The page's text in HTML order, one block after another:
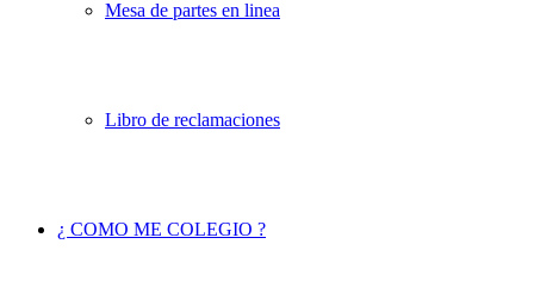
Mesa de partes en linea
Libro de reclamaciones
¿ COMO ME COLEGIO ?